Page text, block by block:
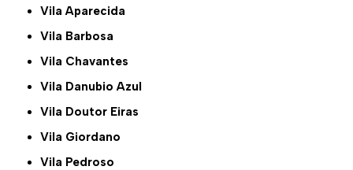
Vila Aparecida
Vila Barbosa
Vila Chavantes
Vila Danubio Azul
Vila Doutor Eiras
Vila Giordano
Vila Pedroso